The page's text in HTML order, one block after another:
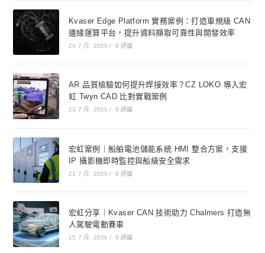
Kvaser Edge Platform 實務案例：打造車規級 CAN
邊緣運算平台，提升資料擷取可靠性與開發效率
24 7 月, 2026 / 0 評論
AR 品質檢驗如何提升焊接效率？CZ LOKO 導入宏
虹 Twyn CAD 比對實戰案例
23 7 月, 2026 / 0 評論
宏虹案例｜船舶電池儲能系統 HMI 整合方案，支援
IP 攝影機即時監控與船級安全需求
21 7 月, 2026 / 0 評論
宏虹分享｜Kvaser CAN 技術助力 Chalmers 打造無
人駕駛電動賽車
15 7 月, 2026 / 0 評論